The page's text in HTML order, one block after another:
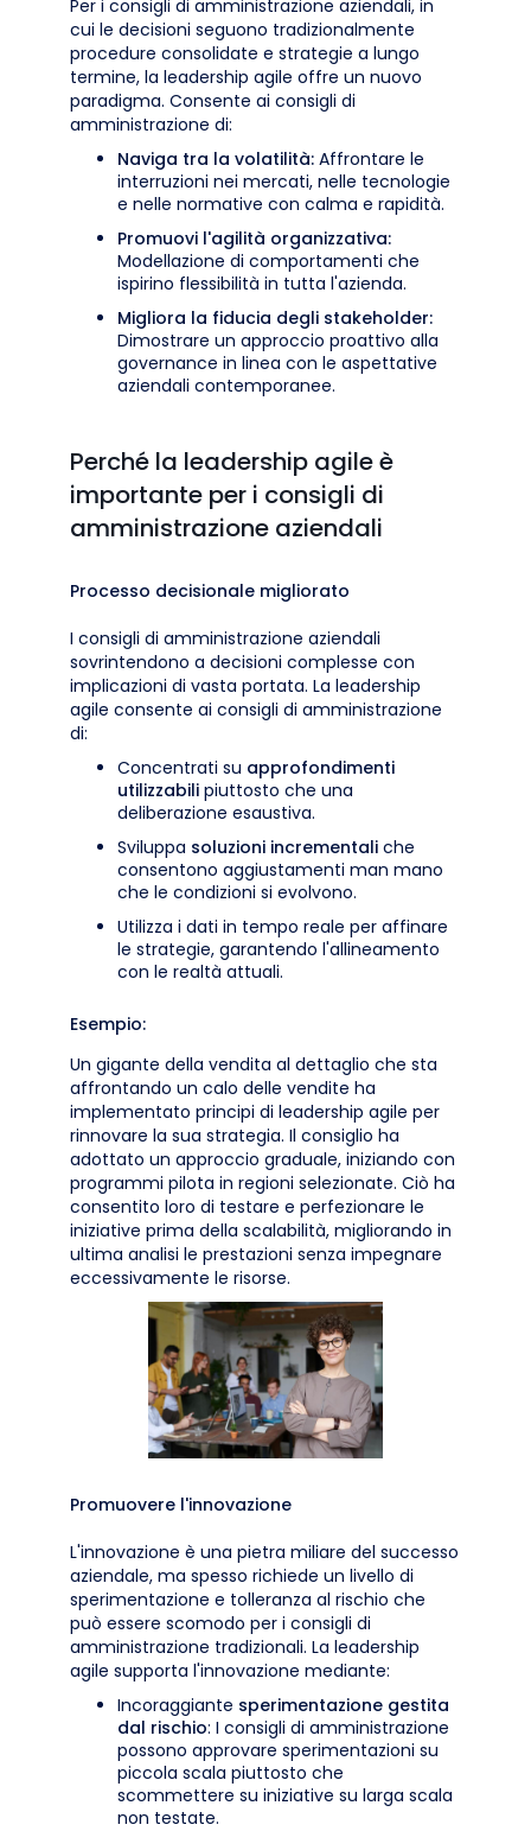
Per i consigli di amministrazione aziendali, in
cui le decisioni seguono tradizionalmente
procedure consolidate e strategie a lungo
termine, la leadership agile offre un nuovo
paradigma. Consente ai consigli di
amministrazione di:
Naviga tra la volatilità: Affrontare le
interruzioni nei mercati, nelle tecnologie
e nelle normative con calma e rapidità.
Promuovi l'agilità organizzativa:
Modellazione di comportamenti che
ispirino flessibilità in tutta l'azienda.
Migliora la fiducia degli stakeholder:
Dimostrare un approccio proattivo alla
governance in linea con le aspettative
aziendali contemporanee.
Perché la leadership agile è
importante per i consigli di
amministrazione aziendali
Processo decisionale migliorato
I consigli di amministrazione aziendali
sovrintendono a decisioni complesse con
implicazioni di vasta portata. La leadership
agile consente ai consigli di amministrazione
di:
Concentrati su approfondimenti
utilizzabili piuttosto che una
deliberazione esaustiva.
Sviluppa soluzioni incrementali che
consentono aggiustamenti man mano
che le condizioni si evolvono.
Utilizza i dati in tempo reale per affinare
le strategie, garantendo l'allineamento
con le realtà attuali.
Esempio:
Un gigante della vendita al dettaglio che sta
affrontando un calo delle vendite ha
implementato principi di leadership agile per
rinnovare la sua strategia. Il consiglio ha
adottato un approccio graduale, iniziando con
programmi pilota in regioni selezionate. Ciò ha
consentito loro di testare e perfezionare le
iniziative prima della scalabilità, migliorando in
ultima analisi le prestazioni senza impegnare
eccessivamente le risorse.
Promuovere l'innovazione
L'innovazione è una pietra miliare del successo
aziendale, ma spesso richiede un livello di
sperimentazione e tolleranza al rischio che
può essere scomodo per i consigli di
amministrazione tradizionali. La leadership
agile supporta l'innovazione mediante:
Incoraggiante sperimentazione gestita
dal rischio: I consigli di amministrazione
possono approvare sperimentazioni su
piccola scala piuttosto che
scommettere su iniziative su larga scala
non testate.